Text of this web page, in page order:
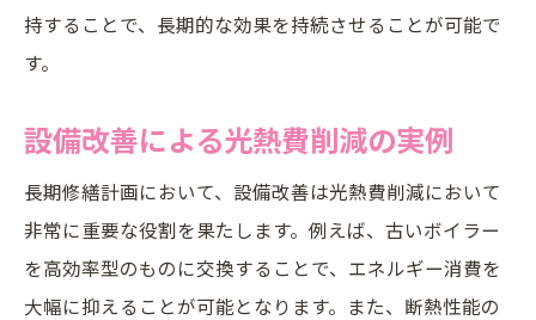
持することで、長期的な効果を持続させることが可能で
す。
設備改善による光熱費削減の実例
長期修繕計画において、設備改善は光熱費削減において
非常に重要な役割を果たします。例えば、古いボイラー
を高効率型のものに交換することで、エネルギー消費を
大幅に抑えることが可能となります。また、断熱性能の